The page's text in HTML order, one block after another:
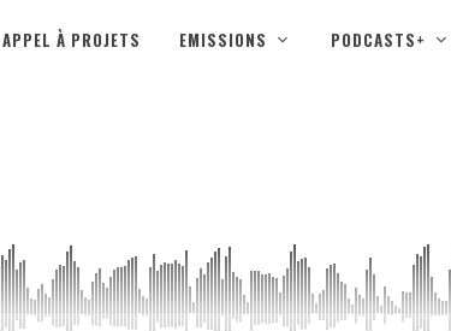
APPEL À PROJETS EMISSIONS PODCASTS+